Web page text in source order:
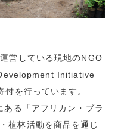
営している現地のNGO
Initiative
付を行っています。
る「アフリカン・ブラ
植林活動を商品を通じ